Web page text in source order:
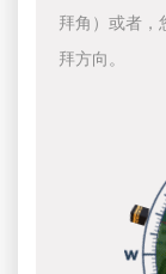
拜角）或者，
拜方向。